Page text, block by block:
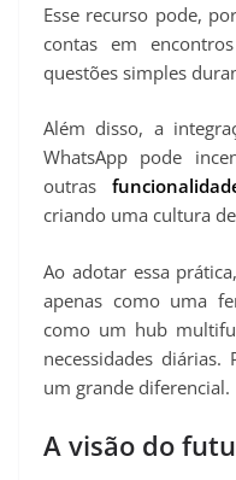
Esse recurso pode,
contas em
questões simples
Além disso, a
WhatsApp pode
outras
criando uma cultura
Ao adotar essa
apenas como uma
como um hub
necessidades
um grande diferencial.
A visão do